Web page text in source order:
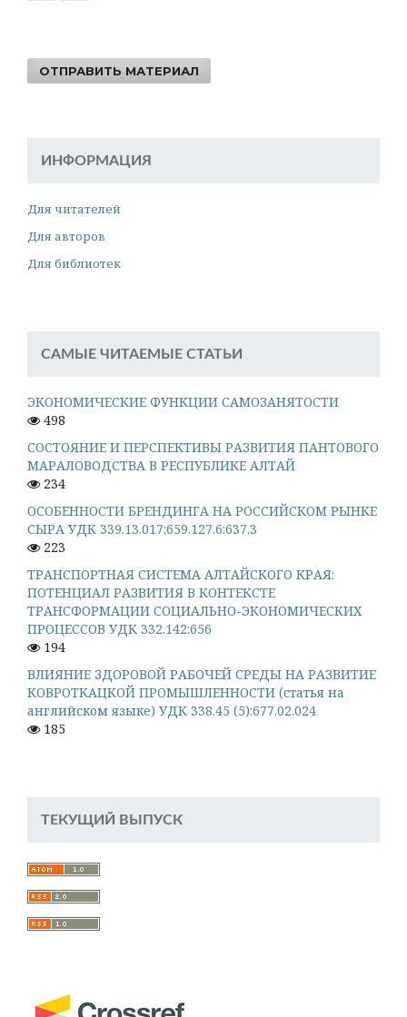
ОТПРАВИТЬ МАТЕРИАЛ
ИНФОРМАЦИЯ
Для читателей
Для авторов
Для библиотек
САМЫЕ ЧИТАЕМЫЕ СТАТЬИ
ЭКОНОМИЧЕСКИЕ ФУНКЦИИ САМОЗАНЯТОСТИ
498
СОСТОЯНИЕ И ПЕРСПЕКТИВЫ РАЗВИТИЯ ПАНТОВОГО
МАРАЛОВОДСТВА В РЕСПУБЛИКЕ АЛТАЙ
234
ОСОБЕННОСТИ БРЕНДИНГА НА РОССИЙСКОМ РЫНКЕ
СЫРА УДК 339.13.017:659.127.6:637.3
223
ТРАНСПОРТНАЯ СИСТЕМА АЛТАЙСКОГО КРАЯ:
ПОТЕНЦИАЛ РАЗВИТИЯ В КОНТЕКСТЕ
ТРАНСФОРМАЦИИ СОЦИАЛЬНО-ЭКОНОМИЧЕСКИХ
ПРОЦЕССОВ УДК 332.142:656
194
ВЛИЯНИЕ ЗДОРОВОЙ РАБОЧЕЙ СРЕДЫ НА РАЗВИТИЕ
КОВРОТКАЦКОЙ ПРОМЫШЛЕННОСТИ (статья на
английском языке) УДК 338.45 (5):677.02.024
185
ТЕКУЩИЙ ВЫПУСК